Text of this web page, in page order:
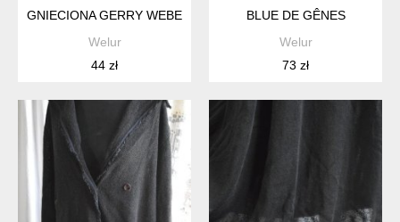
GNIECIONA GERRY WEBER
Welur
44 zł
BLUE DE GÊNES
Welur
73 zł